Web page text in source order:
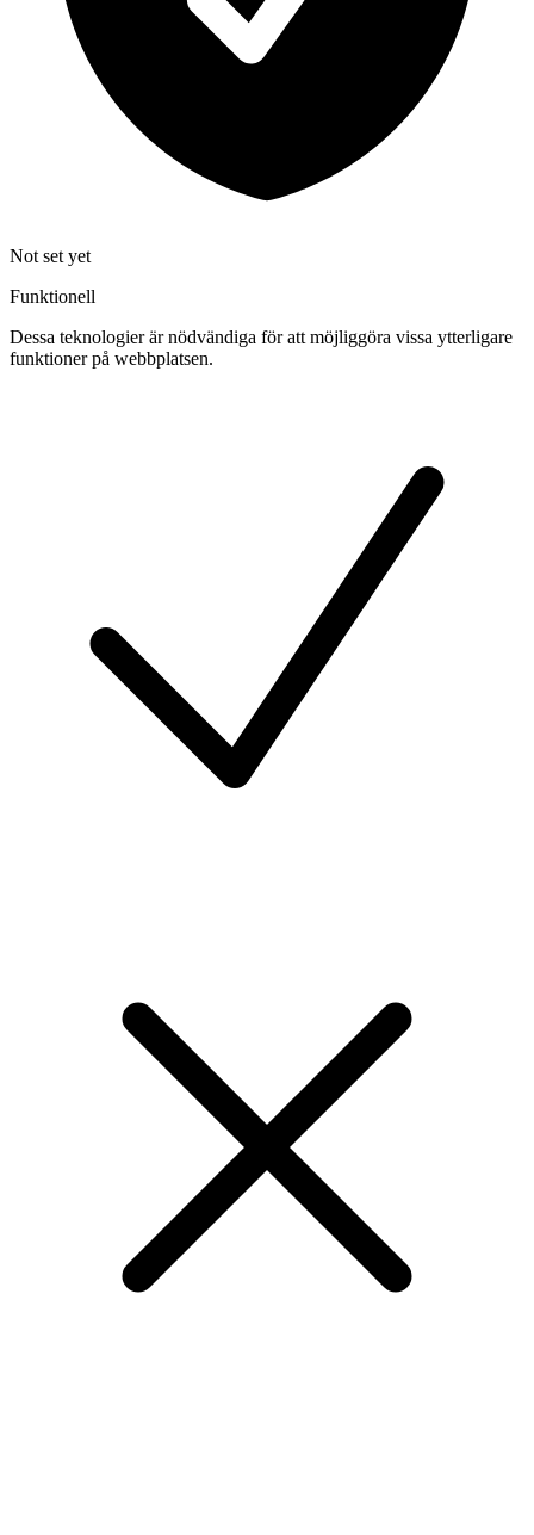
Not set yet
Funktionell
Dessa teknologier är nödvändiga för att möjliggöra vissa ytterligare
funktioner på webbplatsen.